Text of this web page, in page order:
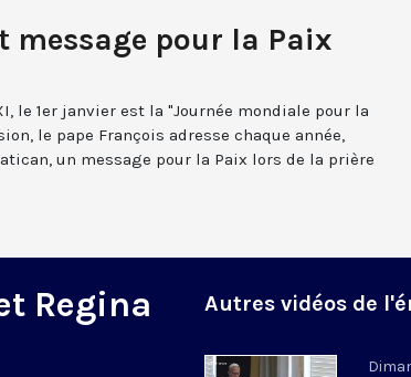
message pour la Paix
le 1er janvier est la "Journée mondiale pour la
le pape François adresse chaque année,
un message pour la Paix lors de la prière
Regina
Autres vidéos de